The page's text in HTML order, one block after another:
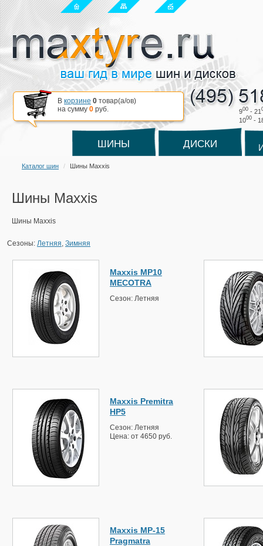
900 - 21
1000 -
В корзине 0 товар(a/ов)
на сумму 0 руб.
ШИНЫ ДИСКИ
Каталог шин Шины Maxxis
Шины Maxxis
Шины Maxxis
Сезоны: Летняя, Зимняя
Maxxis MP10
MECOTRA
Сезон: Летняя
Maxxis Premitra
HP5
Сезон: Летняя
Цена: от 4650 руб.
Maxxis MP-15
Pragmatra